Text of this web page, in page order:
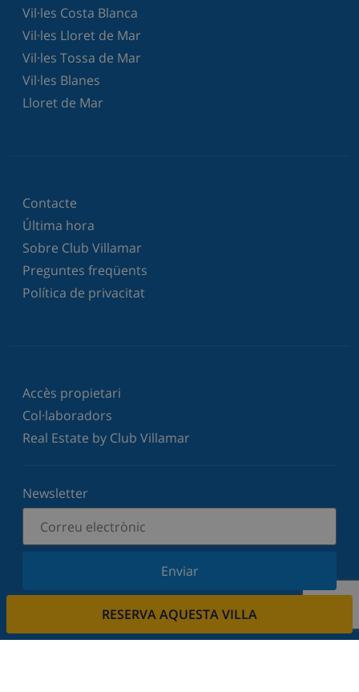
RESERVA AQUESTA VILLA
Vil·les Costa Blanca
Vil·les Lloret de Mar
Vil·les Tossa de Mar
Vil·les Blanes
Lloret de Mar
Contacte
Última hora
Sobre Club Villamar
Preguntes freqüents
Política de privacitat
Accès propietari
Col·laboradors
Real Estate by Club Villamar
Newsletter
Enviar
Subscriu-vos al nostre butlletí i estigues informat
de les últimes novetats i ofertes. Respectem la
vostra privadesa.